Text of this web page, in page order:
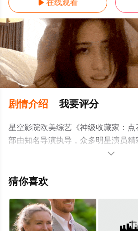
 在线观看
剧情介绍 我要评分
星空影院欧美综艺《神级收藏家：
部由知名导演执导，众多明星演员精
大结局剧情已揭晓（1-6全集），手
豆瓣综艺、电视猫或剧情网等平台了

猜你喜欢